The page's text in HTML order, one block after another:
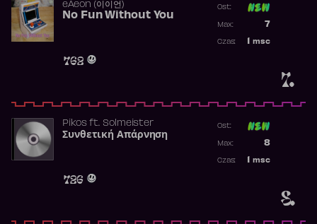
7.
​eAeon (이이언)
No Fun Without You
762
Ost:
7
Max:
msc
Czas:
8.
Pikosft. Solmeister
Συνθετική Απάρνηση
726
Ost:
8
Max:
msc
Czas: